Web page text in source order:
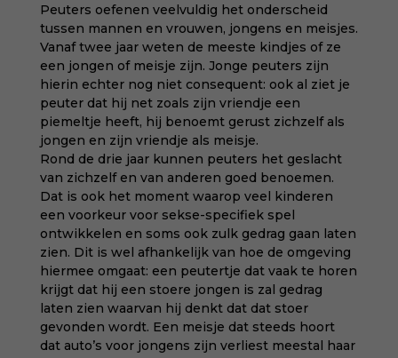
Peuters oefenen veelvuldig het onderscheid
tussen mannen en vrouwen, jongens en meisjes.
Vanaf twee jaar weten de meeste kindjes of ze
een jongen of meisje zijn. Jonge peuters zijn
hierin echter nog niet consequent: ook al ziet je
peuter dat hij net zoals zijn vriendje een
piemeltje heeft, hij benoemt gerust zichzelf als
jongen en zijn vriendje als meisje.
Rond de drie jaar kunnen peuters het geslacht
van zichzelf en van anderen goed benoemen.
Dat is ook het moment waarop veel kinderen
een voorkeur voor sekse-specifiek spel
ontwikkelen en soms ook zulk gedrag gaan laten
zien. Dit is wel afhankelijk van hoe de omgeving
hiermee omgaat: een peutertje dat vaak te horen
krijgt dat hij een stoere jongen is zal gedrag
laten zien waarvan hij denkt dat dat stoer
gevonden wordt. Een meisje dat steeds hoort
dat auto’s voor jongens zijn verliest meestal haar